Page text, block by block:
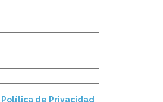
Política de Privacidad